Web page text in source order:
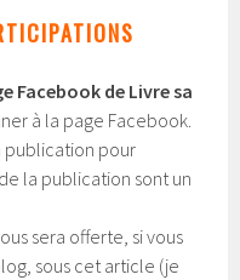
Facebook de Livre sa
à la page Facebook.
publication pour
la publication sont un
sera offerte, si vous
sous cet article (je